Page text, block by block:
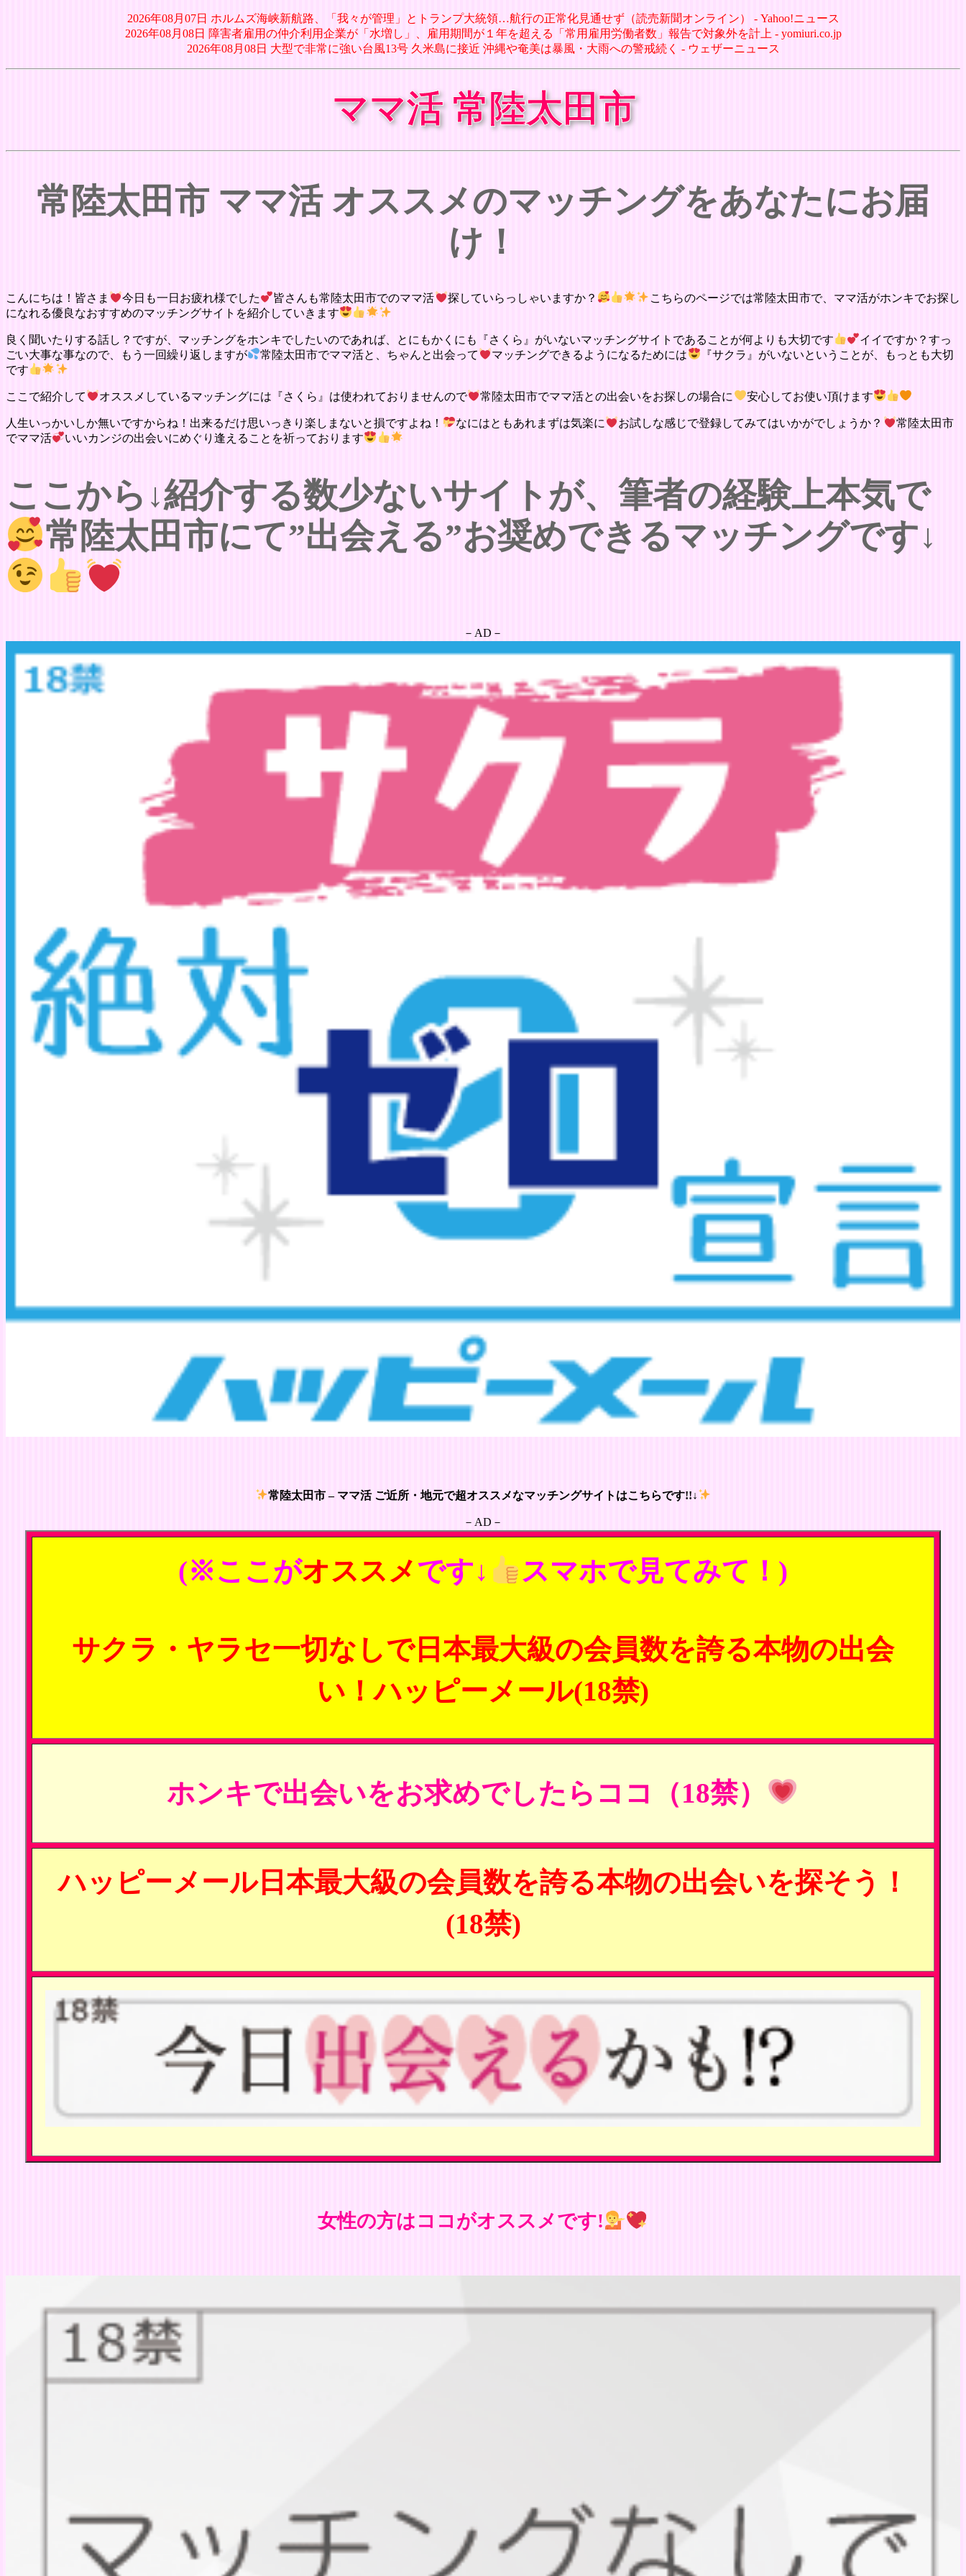
2026年08月07日 ホルムズ海峡新航路、「我々が管理」とトランプ大統領…航行の正常化見通せず（読売新聞オンライン） - Yahoo!ニュース
2026年08月08日 障害者雇用の仲介利用企業が「水増し」、雇用期間が１年を超える「常用雇用労働者数」報告で対象外を計上 - yomiuri.co.jp
2026年08月08日 大型で非常に強い台風13号 久米島に接近 沖縄や奄美は暴風・大雨への警戒続く - ウェザーニュース
ママ活 常陸太田市
常陸太田市 ママ活 オススメのマッチングをあなたにお届
け！
こんにちは！皆さま 今日も一日お疲れ様でした 皆さんも常陸太田市でのママ活 探していらっしゃいますか？
こちらのページでは常陸太田市で、ママ活がホンキでお探し
になれる優良なおすすめのマッチングサイトを紹介していきます
良く聞いたりする話し？ですが、マッチングをホンキでしたいのであれば、とにもかくにも『さくら』がいないマッチングサイトであることが何よりも大切です
イイですか？すっ
ごい大事な事なので、もう一回繰り返しますが
常陸太田市でママ活と、ちゃんと出会って マッチングできるようになるためには
『サクラ』がいないということが、もっとも大切
です
ここで紹介して オススメしているマッチングには『さくら』は使われておりませんので 常陸太田市でママ活との出会いをお探しの場合に 安心してお使い頂けます
人生いっかいしか無いですからね！出来るだけ思いっきり楽しまないと損ですよね！ なにはともあれまずは気楽に お試しな感じで登録してみてはいかがでしょうか？
常陸太田市
でママ活
いいカンジの出会いにめぐり逢えることを祈っております
ここから↓紹介する数少ないサイトが、筆者の経験上本気で
常陸太田市にて”出会える”お奨めできるマッチングです↓
－AD－
常陸太田市 – ママ活 ご近所・地元で超オススメなマッチングサイトはこちらです!!↓
－AD－
(※ここがオススメです↓ スマホで見てみて！)
サクラ・ヤラセ一切なしで日本最大級の会員数を誇る本物の出会
い！ハッピーメール(18禁)
ホンキで出会いをお求めでしたらココ（18禁）
ハッピーメール日本最大級の会員数を誇る本物の出会いを探そう！
(18禁)
女性の方はココがオススメです!